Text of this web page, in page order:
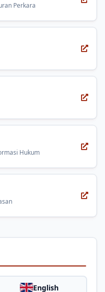
Perkara
Hukum
English